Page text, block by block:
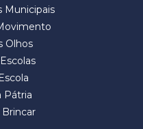
Municipais
Olhos
Pátria